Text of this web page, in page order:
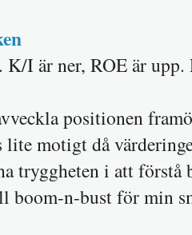
K/I är ner, ROE är upp.
positionen
lite motigt då
tryggheten i att förstå
boom-n-bust för min